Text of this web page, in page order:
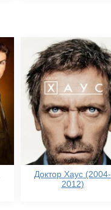
Доктор Хаус (2004-
2012)